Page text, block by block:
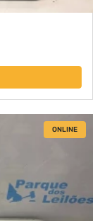
ONLINE